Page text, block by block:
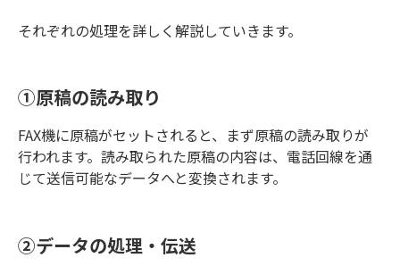
それぞれの処理を詳しく解説していきます。
①原稿の読み取り
FAX機に原稿がセットされると、まず原稿の読み取りが
行われます。読み取られた原稿の内容は、電話回線を通
じて送信可能なデータへと変換されます。
②データの処理・伝送